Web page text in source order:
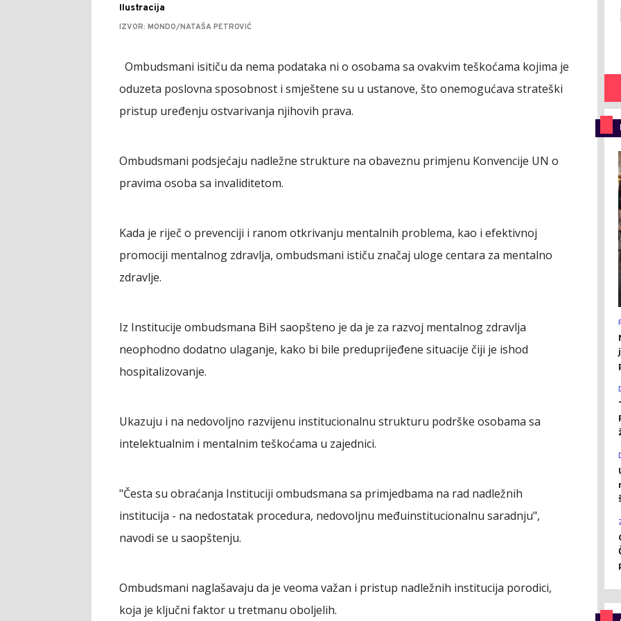
Ilustracija
IZVOR: MONDO/NATAŠA PETROVIĆ
Ombudsmani isitiču da nema podataka ni o osobama sa ovakvim teškoćama kojima je
oduzeta poslovna sposobnost i smještene su u ustanove, što onemogućava strateški
pristup uređenju ostvarivanja njihovih prava.
Ombudsmani podsjećaju nadležne strukture na obaveznu primjenu Konvencije UN o
pravima osoba sa invaliditetom.
Kada je riječ o prevenciji i ranom otkrivanju mentalnih problema, kao i efektivnoj
promociji mentalnog zdravlja, ombudsmani ističu značaj uloge centara za mentalno
zdravlje.
Iz Institucije ombudsmana BiH saopšteno je da je za razvoj mentalnog zdravlja
neophodno dodatno ulaganje, kako bi bile preduprijeđene situacije čiji je ishod
hospitalizovanje.
Ukazuju i na nedovoljno razvijenu institucionalnu strukturu podrške osobama sa
intelektualnim i mentalnim teškoćama u zajednici.
"Česta su obraćanja Instituciji ombudsmana sa primjedbama na rad nadležnih
institucija - na nedostatak procedura, nedovoljnu međuinstitucionalnu saradnju",
navodi se u saopštenju.
Ombudsmani naglašavaju da je veoma važan i pristup nadležnih institucija porodici,
koja je ključni faktor u tretmanu oboljelih.